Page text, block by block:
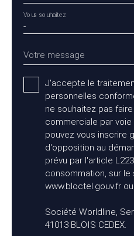
-
Vous souhaitez
Votre message
J'accepte le
personnelles
ne souhaitez pas
commerciale par
pouvez vous inscrire
d'opposition au
prévu par l'article
consommation, sur
www.bloctel.gouv.fr
Société Worldline,
41013 BLOIS CEDEX.